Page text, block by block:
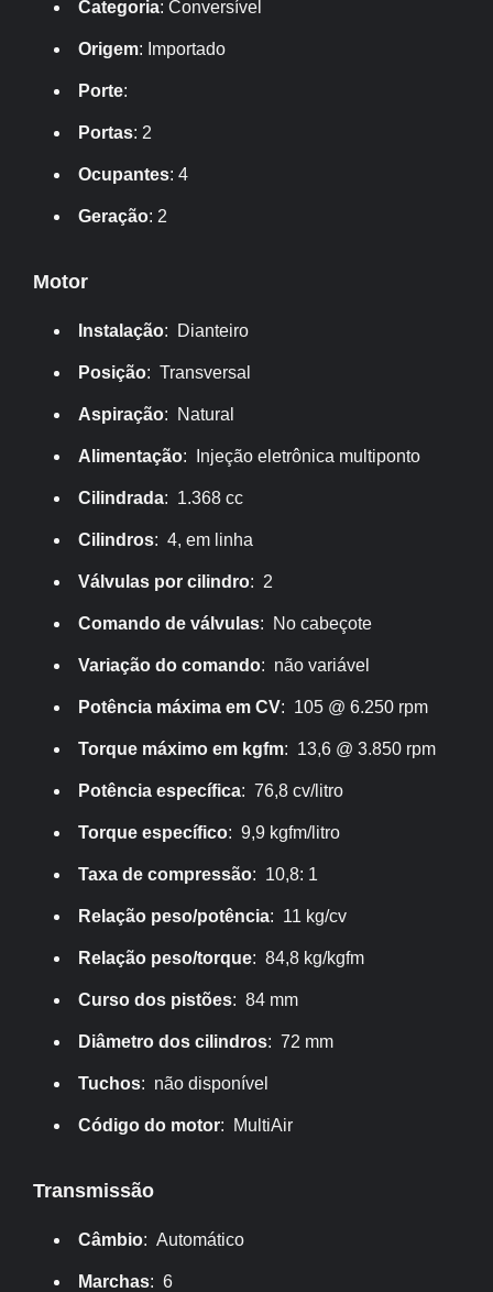
Categoria: Conversível
Origem: Importado
Porte:
Portas: 2
Ocupantes: 4
Geração: 2
Motor
Instalação: Dianteiro
Posição: Transversal
Aspiração: Natural
Alimentação: Injeção eletrônica multiponto
Cilindrada: 1.368 cc
Cilindros: 4, em linha
Válvulas por cilindro: 2
Comando de válvulas: No cabeçote
Variação do comando: não variável
Potência máxima em CV: 105 @ 6.250 rpm
Torque máximo em kgfm: 13,6 @ 3.850 rpm
Potência específica: 76,8 cv/litro
Torque específico: 9,9 kgfm/litro
Taxa de compressão: 10,8: 1
Relação peso/potência: 11 kg/cv
Relação peso/torque: 84,8 kg/kgfm
Curso dos pistões: 84 mm
Diâmetro dos cilindros: 72 mm
Tuchos: não disponível
Código do motor: MultiAir
Transmissão
Câmbio: Automático
Marchas: 6